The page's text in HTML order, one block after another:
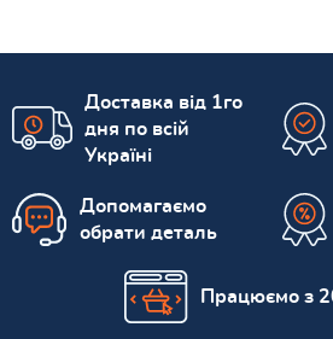
Доставка від 1го
дня по всій
Україні
Допомагаємо
обрати деталь
Працюємо з